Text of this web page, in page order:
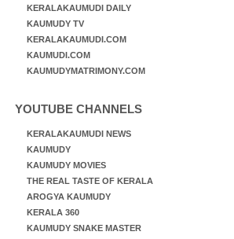
KERALAKAUMUDI DAILY
KAUMUDY TV
KERALAKAUMUDI.COM
KAUMUDI.COM
KAUMUDYMATRIMONY.COM
YOUTUBE CHANNELS
KERALAKAUMUDI NEWS
KAUMUDY
KAUMUDY MOVIES
THE REAL TASTE OF KERALA
AROGYA KAUMUDY
KERALA 360
KAUMUDY SNAKE MASTER